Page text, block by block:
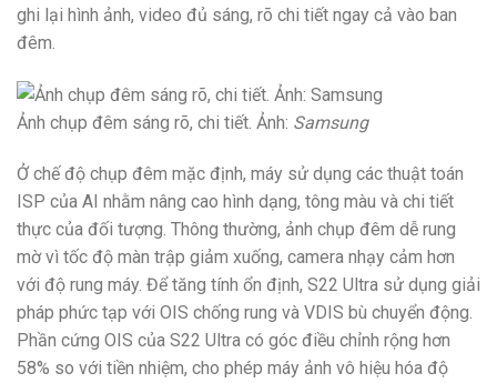
ghi lại hình ảnh, video đủ sáng, rõ chi tiết ngay cả vào ban
đêm.
Ảnh chụp đêm sáng rõ, chi tiết. Ảnh: Samsung
Ở chế độ chụp đêm mặc định, máy sử dụng các thuật toán
ISP của AI nhằm nâng cao hình dạng, tông màu và chi tiết
thực của đối tượng. Thông thường, ảnh chụp đêm dễ rung
mờ vì tốc độ màn trập giảm xuống, camera nhạy cảm hơn
với độ rung máy. Để tăng tính ổn định, S22 Ultra sử dụng giải
pháp phức tạp với OIS chống rung và VDIS bù chuyển động.
Phần cứng OIS của S22 Ultra có góc điều chỉnh rộng hơn
58% so với tiền nhiệm, cho phép máy ảnh vô hiệu hóa độ